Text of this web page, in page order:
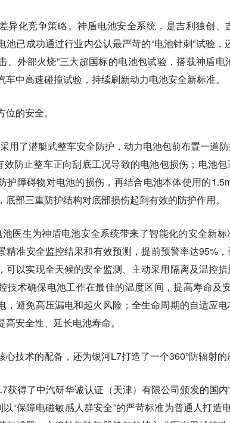
异化竞争策略。神盾电池安全系统，是吉利独创
池已成功通过行业内公认最严苛的“电池针刺”试验，
、外部火烧”三大超国标的电池包试验，搭载神盾
车中高速碰撞试验，持续刷新动力电池安全新标准。
的安全。
用了潜艇式整车安全防护，动力电池包前布置一道
效防止整车正向刮底工况导致的电池包损伤；电池
护障碍物对电池的损伤，再结合电池本体使用的
底部三重防护结构对底部损伤起到有效的防护作用。
医生为神盾电池安全系统带来了智能化的安全新
精准安全监控结果和有效预测，提前预警率达95%
可以实现全天候的安全监测、主动采用隔离及温控
技术确保电池工作在最佳的温度区间，提高寿命及
，避免高压漏电和起火风险；全生命周期的自适应
安全性、延长电池寿命。
心技术的配备，还为银河L7打造了一个360°防辐射的
获得了中汽研华诚认证（天津）有限公司颁发的国
“保障电磁敏感人群安全”的严苛标准为普通人打造